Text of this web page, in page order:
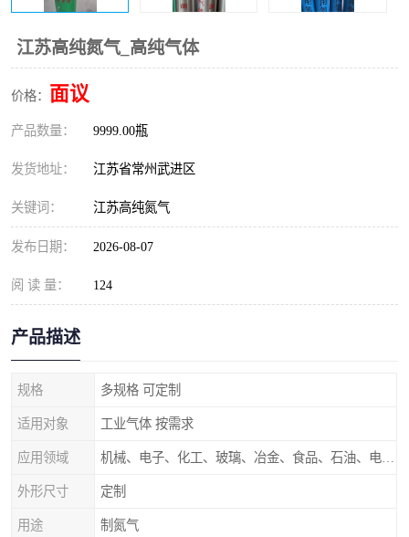
江苏高纯氮气_高纯气体
价格： 面议
产品数量： 9999.00瓶
发货地址： 江苏省常州武进区
关键词： 江苏高纯氮气
发布日期： 2026-08-07
阅 读 量： 124
产品描述
规格 多规格 可定制
适用对象 工业气体 按需求
应用领域
外形尺寸 定制
用途 制氮气